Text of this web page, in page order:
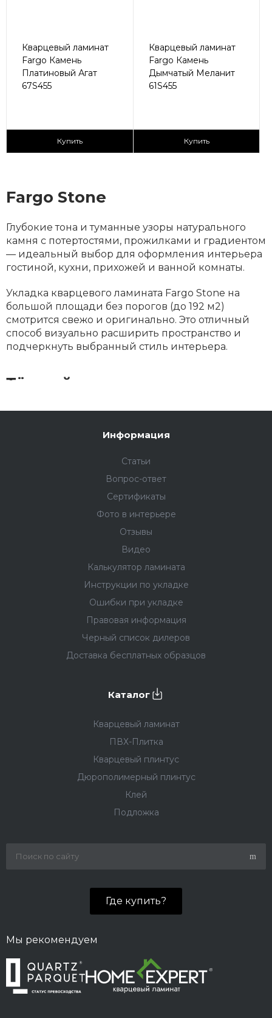
Кварцевый ламинат
Fargo Камень
Платиновый Агат
67S455
2
Купить
Кварцевый ламинат
Fargo Камень
Дымчатый Меланит
61S455
2
Купить
Fargo Stone
Глубокие тона и туманные узоры натурального
камня с потертостями, прожилками и градиентом
— идеальный выбор для оформления интерьера
гостиной, кухни, прихожей и ванной комнаты.
Укладка кварцевого ламината Fargo Stone на
большой площади без порогов (до 192 м2)
смотрится свежо и оригинально. Это отличный
способ визуально расширить пространство и
подчеркнуть выбранный стиль интерьера.
Тёплый пол
Кварцевый ламинат из коллекции Fargo Stone от
Не забывайте про плинтус: эта важная часть
«заиграть» по‑новому или вовсе испортить
(например, если вы выберете дешёвый
пластиковый плинтус).
необходимости мучительного подбора тона
плинтуса — просто найдите плинтус с таким же
названием, как у кварцевого ламината.
Дюрополимерный плинтуспод покраску так же,
как и кварцевый, не боится воды и
повреждений, при этом его можно покрасить в
один цвет со стеной.
Информация
Статьи
Вопрос-ответ
Сертификаты
Фото в интерьере
Отзывы
Видео
Калькулятор ламината
Инструкции по укладке
Ошибки при укладке
Правовая информация
Черный список дилеров
Доставка бесплатных образцов
Каталог
Кварцевый ламинат
ПВХ-Плитка
Кварцевый плинтус
Дюрополимерный плинтус
Клей
Подложка
Где купить?
Мы рекомендуем